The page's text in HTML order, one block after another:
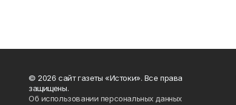
© 2026 сайт газеты «Истоки». Все права
защищены.
Об использовании персональных данных